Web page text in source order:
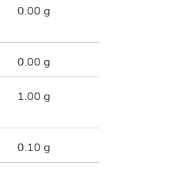
0.00 g
0.00 g
1.00 g
0.10 g